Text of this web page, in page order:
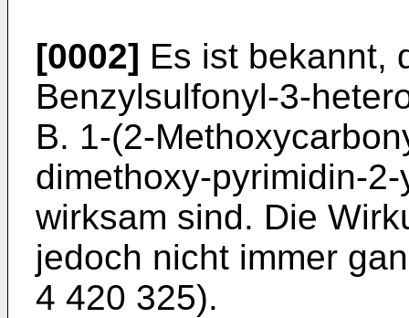
[0002] Es ist bekannt,
Benzylsulfonyl-3-
B. 1-(2-
dimethoxy-pyrimidin-
wirksam sind. Die
jedoch nicht immer
4 420 325).